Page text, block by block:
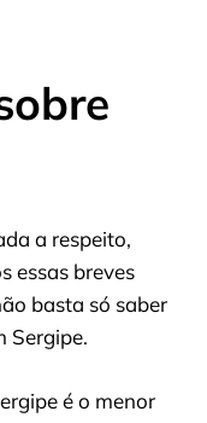
a respeito,
essas breves
basta só saber
Sergipe.
é o menor